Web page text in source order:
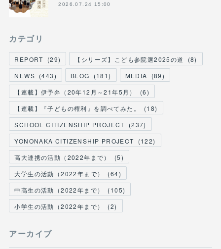
2026.07.24 15:00
カテゴリ
REPORT (29) 【シリーズ】こども参院選2025の道 (8)
NEWS (443) BLOG (181) MEDIA (89)
【連載】伊予弁（20年12月～21年5月）
(6)
【連載】『子どもの権利』を調べてみた。
(18)
SCHOOL CITIZENSHIP PROJECT
(237)
YONONAKA CITIZENSHIP PROJECT
(122)
高大連携の活動（2022年まで）
(5)
大学生の活動（2022年まで）
(64)
中高生の活動（2022年まで）
(105)
小学生の活動（2022年まで）
(2)
アーカイブ